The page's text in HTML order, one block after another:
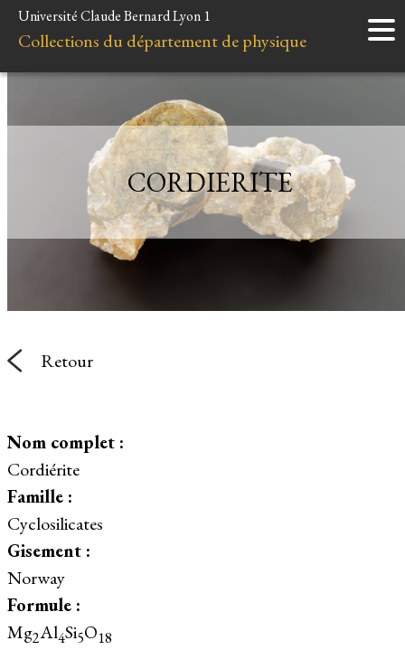
Accueil
Instruments
Minéraux
Liens et ressources
Université Claude Bernard Lyon 1
Collections du département de physique
CORDIERITE
Retour
Nom complet :
Cordiérite
Famille :
Cyclosilicates
Gisement :
Norway
Formule :
Mg2Al4Si5O18